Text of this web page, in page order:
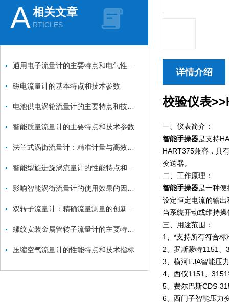
A相关文章
RTICLES
磁电流量计的基本特点和技术参数
智能质量流量计的主要特点和技术参数
压缩空气流量计的性能特点和技术指标
详情介绍
校验仪表
一、仪表简介：
智能手操器是支持
HART375兼容，具
变送器。
二、工作原理：
智能手操器是一种便
设定恒定电流的输出
当系统开动或维持
三、用途范围：
1、*支持所有符合
2、罗斯蒙特1151、
3、横河EJA智能压
4、西仪1151、
5、费尔巴斯CDS-
6、西门子智能压力